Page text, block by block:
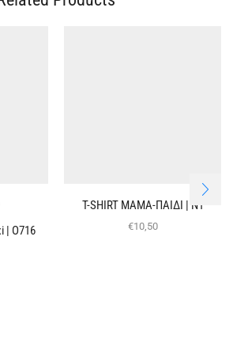
| O716
T-SHIRT ΜΑΜΑ-ΠΑΙΔΙ | Ν1
€10,50